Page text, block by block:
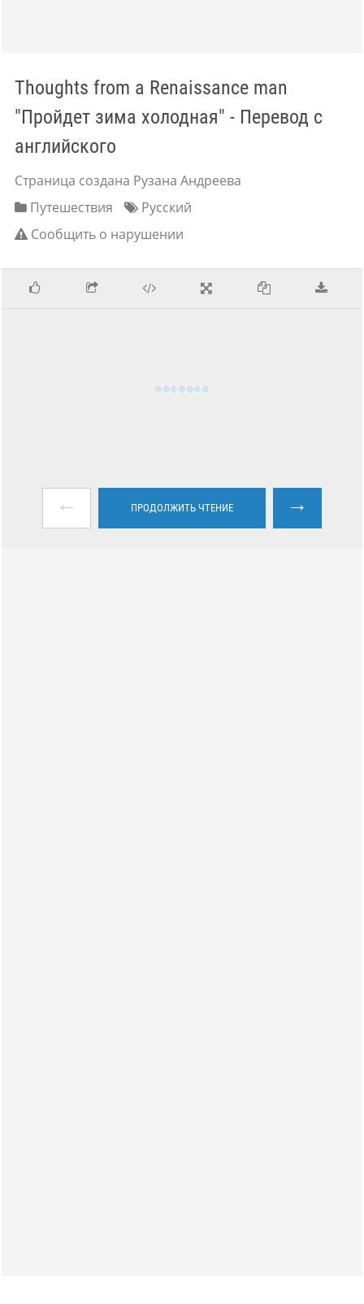
Thoughts from a Renaissance man
"Пройдет зима холодная" - Перевод с
английского
Страница создана Рузана Андреева
Путешествия
Русский
Сообщить о нарушении
← ПРОДОЛЖИТЬ ЧТЕНИЕ →